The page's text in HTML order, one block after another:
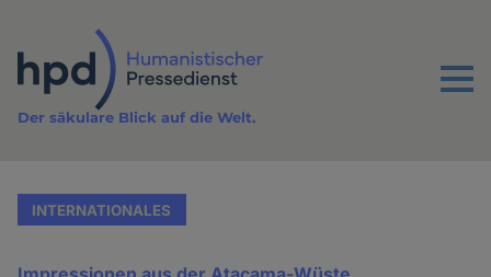
Inhalt
Menu
Der säkulare Blick auf die Welt.
INTERNATIONALES